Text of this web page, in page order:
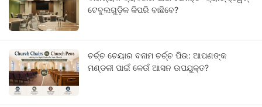
ଟେବୁଲଗୁଡ଼ିକ କିପରି ବାଛିବେ?
ଚର୍ଚ୍ଚ ଚେୟାର ବନାମ ଚର୍ଚ୍ଚ ପିଉ: ଆପଣଙ୍କ
ମଣ୍ଡଳୀ ପାଇଁ କେଉଁ ଆସନ ଉପଯୁକ୍ତ?